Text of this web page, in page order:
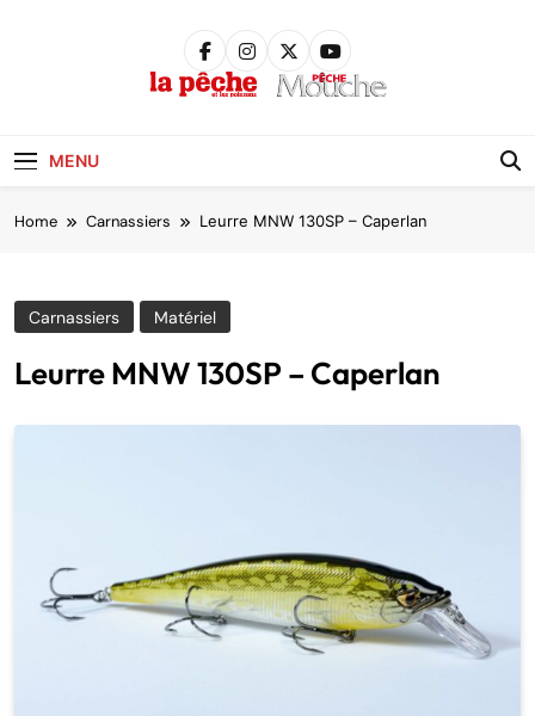
MENU
Home Carnassiers Leurre MNW 130SP – Caperlan
Carnassiers Matériel
Leurre MNW 130SP – Caperlan